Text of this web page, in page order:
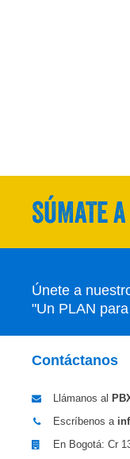
SÚMATE
Únete a
"Un PLAN
Contáctanos
Llámanos al
Escríbenos a
En Bogotá: Cr